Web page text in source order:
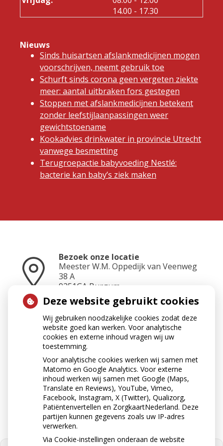
14.00 tot
- 17.30
Nieuws
Sinds huisartsen afslankmedicijnen mogen
voorschrijven, neemt gebruik toe
Schurft sinds corona geen vergeten ziekte
meer: aantal uitbraken fors gestegen
Stoppen met afslankmedicijnen betekent
zonder leefstijlaanpassingen weer
gewichtstoename
Kookadvies drinkwater in provincie Utrecht
vanwege besmetting
Terugroepactie babyvoeding Nestlé:
bacterie kan baby’s ziek maken
Bezoek onze locatie
Meester W.M. Oppedijk van Veenweg
38 A
9251GA Burgum
Neem contact op
0511-462500
Stuur ons een e-mail
apotheekburgum@ezorg.nl
Deze website gebruikt cookies
Wij gebruiken noodzakelijke cookies zodat deze
website goed kan werken. Voor analytische
cookies en externe inhoud vragen wij uw
toestemming.
Voor analytische cookies werken wij samen met
Matomo en Google Analytics. Voor externe
inhoud werken wij samen met Google (Maps,
Translate en Reviews), YouTube, Vimeo,
Facebook, Instagram, X (Twitter), Qualizorg,
Patiëntenvertellen en ZorgkaartNederland. Deze
partijen kunnen gegevens zoals uw IP-adres
verwerken.
Via Cookie-instellingen onderaan de website